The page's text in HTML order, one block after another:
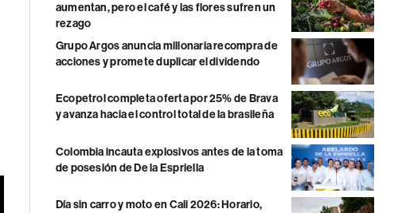
aumentan, pero el café y las flores sufren un
rezago
Grupo Argos anuncia millonaria recompra de
acciones y promete duplicar el dividendo
Ecopetrol completa oferta por 25% de Brava
y avanza hacia el control total de la brasileña
Colombia incauta explosivos antes de la toma
de posesión de De la Espriella
Día sin carro y moto en Cali 2026: Horario,